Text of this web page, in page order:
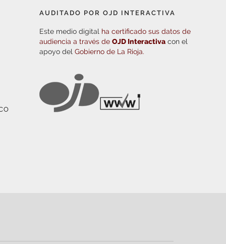
AUDITADO POR OJD INTERACTIVA
Este medio digital ha certificado sus datos de
audiencia a través deOJD Interactiva con el
apoyo delGobierno de La Rioja.